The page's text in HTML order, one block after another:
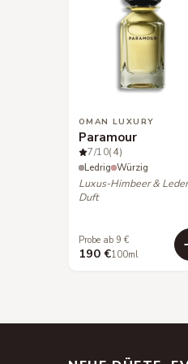
OMAN LUXURY
Paramour
7/10(4)
Ledrig Würzig
Luxus-Himbeer &
Duft
Probe ab 9 €
190 €100ml